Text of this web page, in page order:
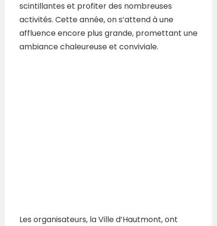
scintillantes et profiter des nombreuses
activités. Cette année, on s’attend à une
affluence encore plus grande, promettant une
ambiance chaleureuse et conviviale.
Les organisateurs, la Ville d’Hautmont, ont